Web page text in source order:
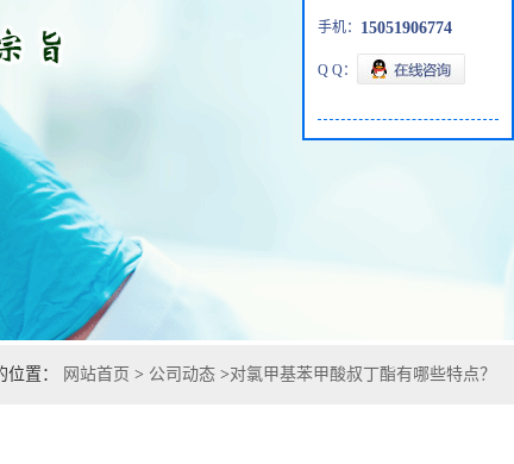
位置： 网站首页 > 公司动态 >对氯甲基苯甲酸叔丁酯有哪些特点？
手机： 15051906774
Q Q：